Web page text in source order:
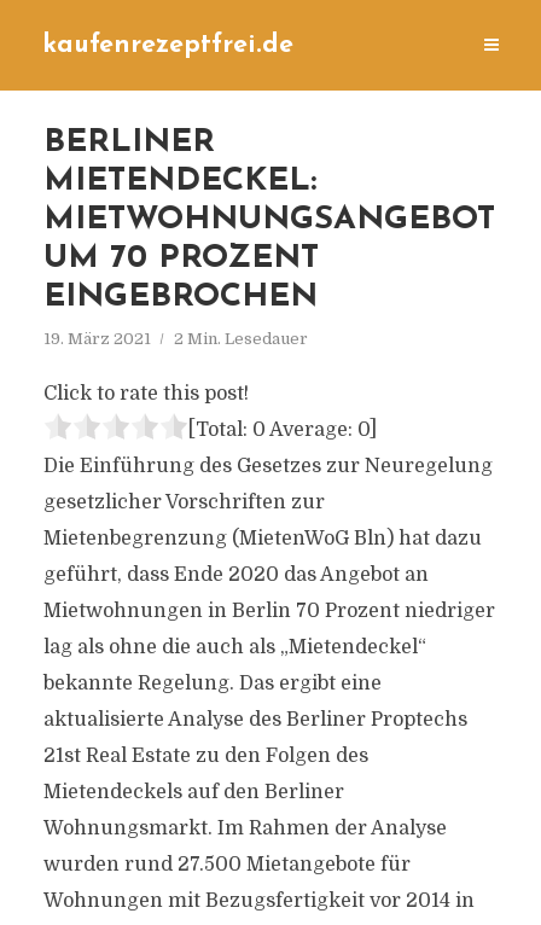
kaufenrezeptfrei.de
BERLINER
MIETENDECKEL:
MIETWOHNUNGSANGEBOT
UM 70 PROZENT
EINGEBROCHEN
19. März 2021 2 Min. Lesedauer
Click to rate this post!
[Total: 0 Average: 0]
Die Einführung des Gesetzes zur Neuregelung
gesetzlicher Vorschriften zur
Mietenbegrenzung (MietenWoG Bln) hat dazu
geführt, dass Ende 2020 das Angebot an
Mietwohnungen in Berlin 70 Prozent niedriger
lag als ohne die auch als „Mietendeckel“
bekannte Regelung. Das ergibt eine
aktualisierte Analyse des Berliner Proptechs
21st Real Estate zu den Folgen des
Mietendeckels auf den Berliner
Wohnungsmarkt. Im Rahmen der Analyse
wurden rund 27.500 Mietangebote für
Wohnungen mit Bezugsfertigkeit vor 2014 in